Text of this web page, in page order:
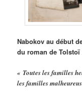
Nabokov au début
du roman de Tolstoï
« Toutes les familles
les familles